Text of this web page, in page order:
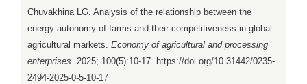
Chuvakhina LG. Analysis of the relationship between the
energy autonomy of farms and their competitiveness in global
agricultural markets. Economy of agricultural and processing
enterprises. 2025; 100(5):10-17. https://doi.org/10.31442/0235-
2494-2025-0-5-10-17